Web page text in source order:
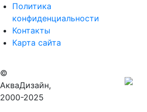
Политика
конфиденциальности
Контакты
Карта сайта
©
АкваДизайн,
2000-2025